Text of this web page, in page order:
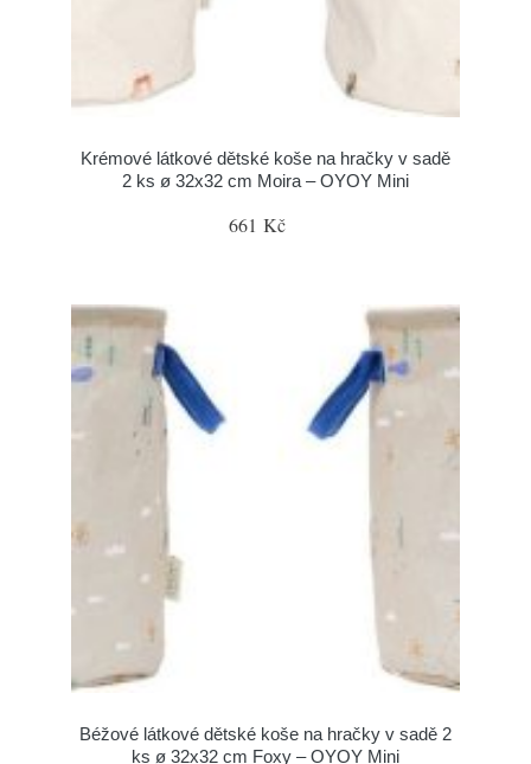
Krémové látkové dětské koše na hračky v sadě
2 ks ø 32x32 cm Moira – OYOY Mini
661 Kč
Béžové látkové dětské koše na hračky v sadě 2
ks ø 32x32 cm Foxy – OYOY Mini